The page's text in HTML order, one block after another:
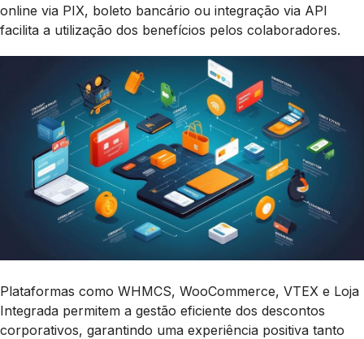
online via PIX, boleto bancário ou integração via API
facilita a utilização dos benefícios pelos colaboradores.
Plataformas como WHMCS, WooCommerce, VTEX e Loja
Integrada permitem a gestão eficiente dos descontos
corporativos, garantindo uma experiência positiva tanto